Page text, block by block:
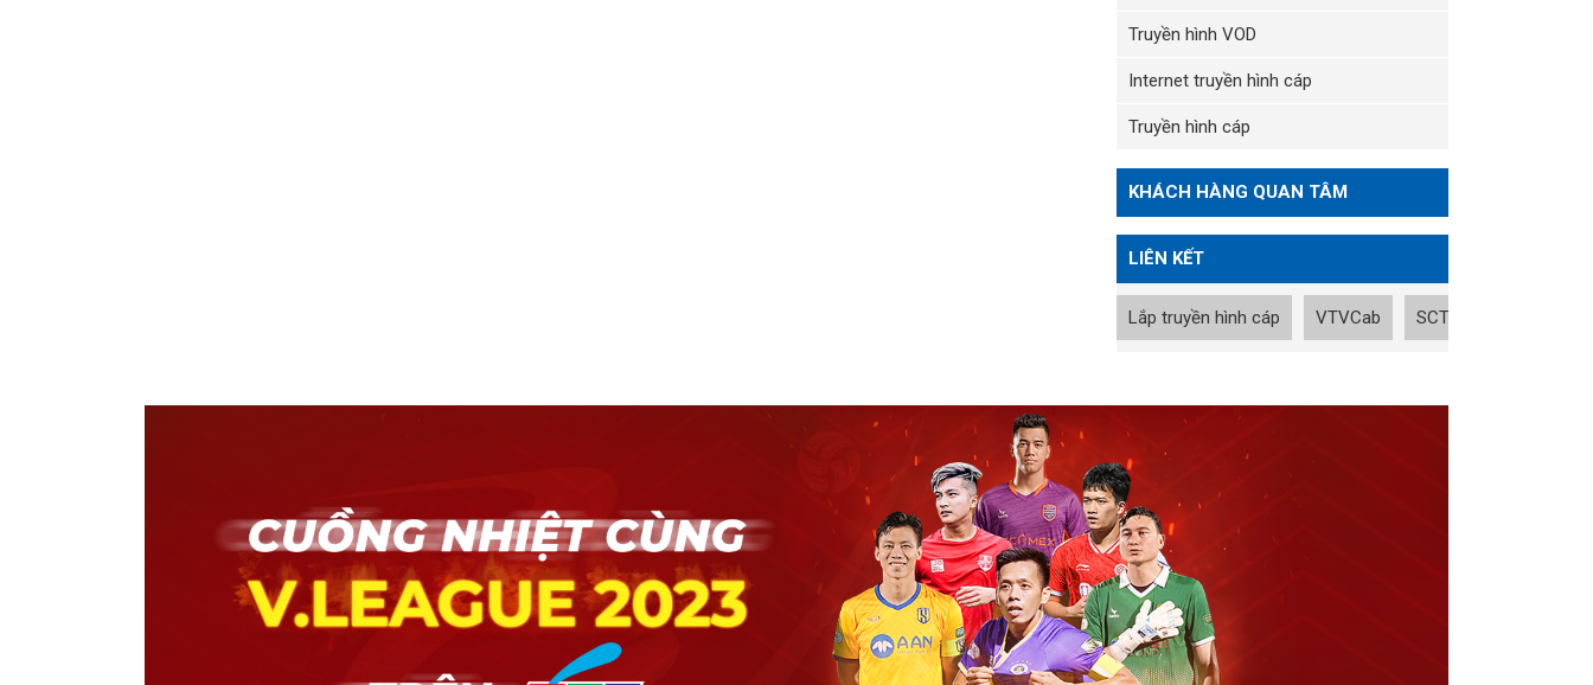
Truyền hình VOD
Internet truyền hình cáp
Truyền hình cáp
KHÁCH HÀNG QUAN TÂM
LIÊN KẾT
Lắp truyền hình cáp VTVCab SCTV